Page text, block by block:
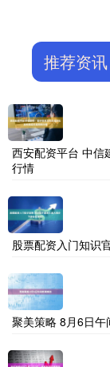
推荐资讯
西安配资平台 中信
行情
股票配资入门知识
聚美策略 8月6日午